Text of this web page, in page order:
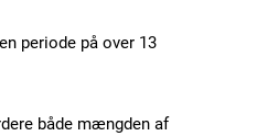
periode på over 13
både mængden af